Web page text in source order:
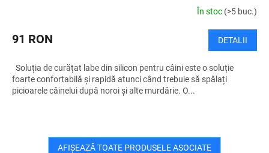
În stoc (>5 buc.)
91 RON DETALII
Soluția de curățat labe din silicon pentru câini este o soluție
foarte confortabilă și rapidă atunci când trebuie să spălați
picioarele câinelui după noroi și alte murdărie. O...
AFIŞEAZĂ TOATE PRODUSELE ASOCIATE